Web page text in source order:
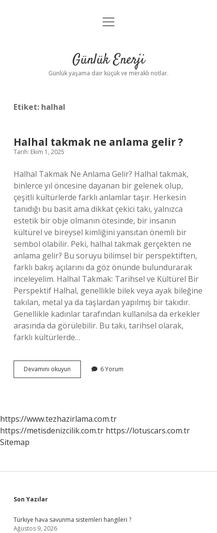
Anasayfa
Yasal Uyarı
menüyü
Günlük Enerji
Günlük yaşama dair küçük ve meraklı notlar.
Etiket: halhal
Halhal takmak ne anlama gelir ?
Tarih: Ekim 1, 2025
Halhal Takmak Ne Anlama Gelir? Halhal takmak,
binlerce yıl öncesine dayanan bir gelenek olup,
çeşitli kültürlerde farklı anlamlar taşır. Herkesin
tanıdığı bu basit ama dikkat çekici takı, yalnızca
estetik bir obje olmanın ötesinde, bir insanın
kültürel ve bireysel kimliğini yansıtan önemli bir
sembol olabilir. Peki, halhal takmak gerçekten ne
anlama gelir? Bu soruyu bilimsel bir perspektiften,
farklı bakış açılarını da göz önünde bulundurarak
inceleyelim. Halhal Takmak: Tarihsel ve Kültürel Bir
Perspektif Halhal, genellikle bilek veya ayak bileğine
takılan, metal ya da taşlardan yapılmış bir takıdır.
Genellikle kadınlar tarafından kullanılsa da erkekler
arasında da görülebilir. Bu takı, tarihsel olarak,
farklı kültürlerde…
Devamını okuyun
takmak
6 Yorum
https://www.tezhazirlama.com.tr
https://metisdenizcilik.com.tr https://lotuscars.com.tr
Sitemap
Sidebar
Son Yazılar
Türkiye hava savunma sistemleri hangileri ?
Ağustos 9, 2026